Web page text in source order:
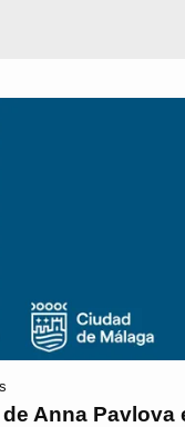
Anna Pavlova